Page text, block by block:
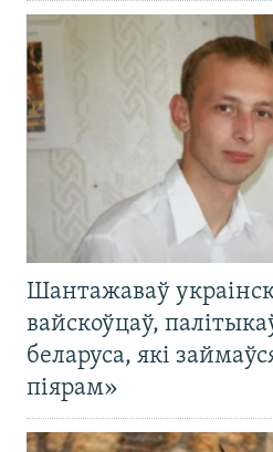
Шантажаваў
вайскоўцаў,
беларуса, які
піярам»